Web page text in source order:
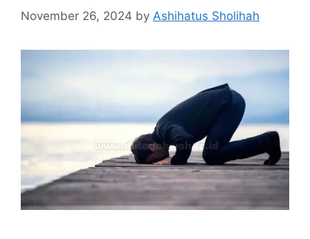
November 26, 2024 by Ashihatus Sholihah